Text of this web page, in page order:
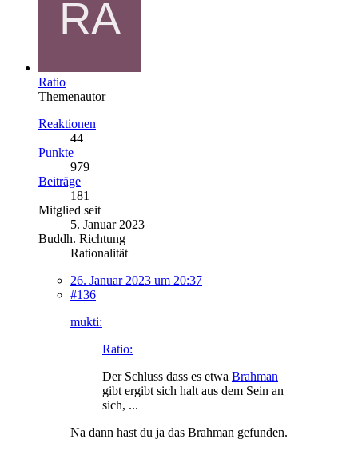
Ratio
Themenautor
Reaktionen
44
Punkte
979
Beiträge
181
Mitglied seit
5. Januar 2023
Buddh. Richtung
Rationalität
26. Januar 2023 um 20:37
#136
mukti:
Ratio:
Der Schluss dass es etwa Brahman
gibt ergibt sich halt aus dem Sein an
sich, ...
Na dann hast du ja das Brahman gefunden.